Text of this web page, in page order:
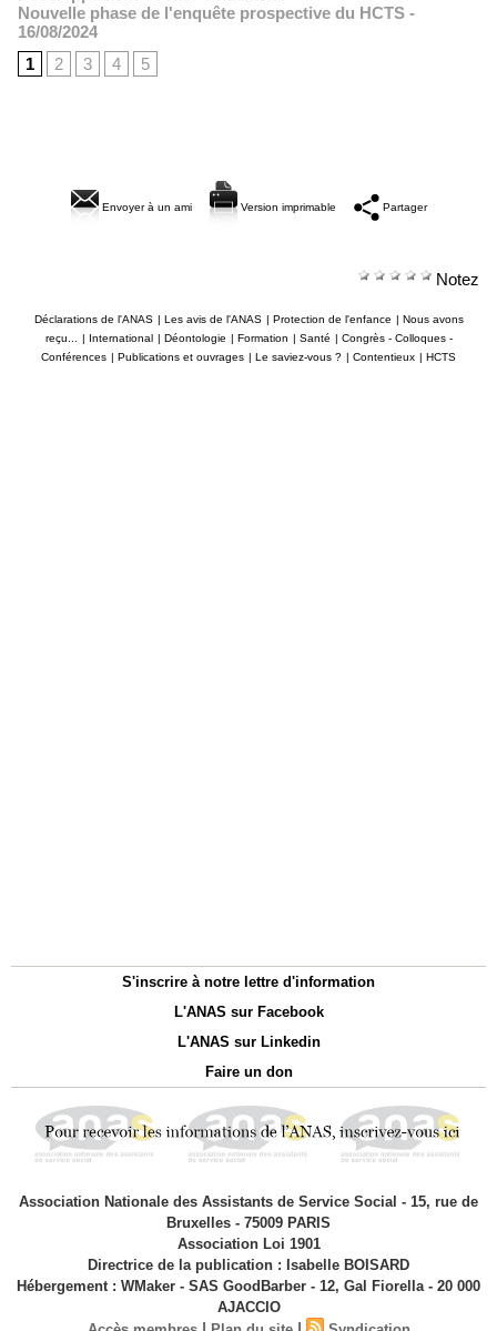
Nouvelle phase de l'enquête prospective du HCTS -
16/08/2024
1
2 3 4 5
Envoyer à un ami Version imprimable Partager
Notez
Déclarations de l'ANAS | Les avis de l'ANAS | Protection de l'enfance | Nous avons
reçu...
| International | Déontologie | Formation | Santé | Congrès - Colloques -
Conférences | Publications et ouvrages | Le saviez-vous ? | Contentieux | HCTS
S'inscrire à notre lettre d'information
L'ANAS sur Facebook
L'ANAS sur Linkedin
Faire un don
Association Nationale des Assistants de Service Social - 15, rue de
Bruxelles - 75009 PARIS
Association Loi 1901
Directrice de la publication : Isabelle BOISARD
Hébergement : WMaker - SAS GoodBarber - 12, Gal Fiorella - 20 000
AJACCIO